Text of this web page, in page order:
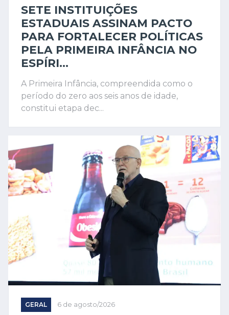
SETE INSTITUIÇÕES
ESTADUAIS ASSINAM PACTO
PARA FORTALECER POLÍTICAS
PELA PRIMEIRA INFÂNCIA NO
ESPÍRI...
A Primeira Infância, compreendida como o
período do zero aos seis anos de idade,
constitui etapa dec...
GERAL 6 de agosto/2026